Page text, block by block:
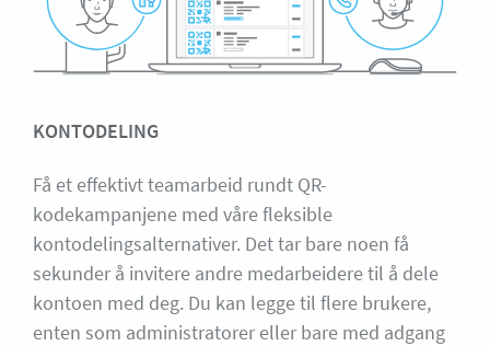
KONTODELING
Få et effektivt teamarbeid rundt QR-
kodekampanjene med våre fleksible
kontodelingsalternativer. Det tar bare noen få
sekunder å invitere andre medarbeidere til å dele
kontoen med deg. Du kan legge til flere brukere,
enten som administratorer eller bare med adgang